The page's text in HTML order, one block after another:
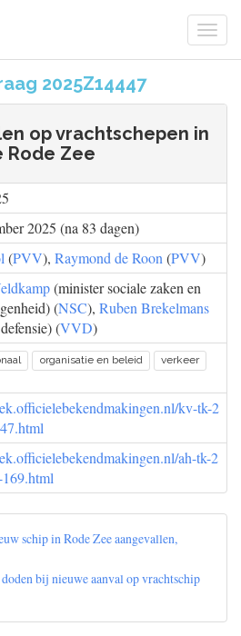
2025Z14447
op vrachtschepen in
Rode Zee
2025 (na 83 dagen)
(PVV), Raymond de Roon (PVV)
(minister sociale zaken en
(NSC), Ruben Brekelmans
(VVD)
organisatie en beleid
verkeer
kv-tk-2
ah-tk-2
schip in Rode Zee aangevallen,
bij nieuwe aanval op vrachtschip